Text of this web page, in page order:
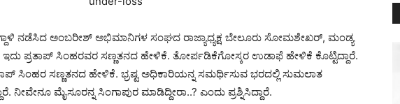
ನಡೆಸಿದ ಅಂಬರೀಶ್‌ ಅಭಿಮಾನಿಗಳ ಸಂಘದ ರಾಜ್ಯಾಧ್ಯಕ್ಷ ಬೇಲೂರು ಸೋಮಶೇಖರ್, ಮಂಡ್ಯ
ಪ್ರತಾಪ್‌ ಸಿಂಹರವರ ಸಣ್ಣತನದ ಹೇಳಿಕೆ. ತೋರ್ಪಡಿಕೆಗೋಸ್ಕರ ಉಡಾಫೆ ಹೇಳಿಕೆ ಕೊಟ್ಟಿದ್ದಾರೆ.
ಸಿಂಹರ ಸಣ್ಣತನದ ಹೇಳಿಕೆ. ಭ್ರಷ್ಟ ಅಧಿಕಾರಿಯನ್ನ ಸಮರ್ಥಿಸುವ ಭರದಲ್ಲಿ ಸುಮಲಾತ
ನೀವೇನೂ ಮೈಸೂರನ್ನ ಸಿಂಗಾಪುರ ಮಾಡಿದ್ದೀರಾ..? ಎಂದು ಪ್ರಶ್ನಿಸಿದ್ದಾರೆ.